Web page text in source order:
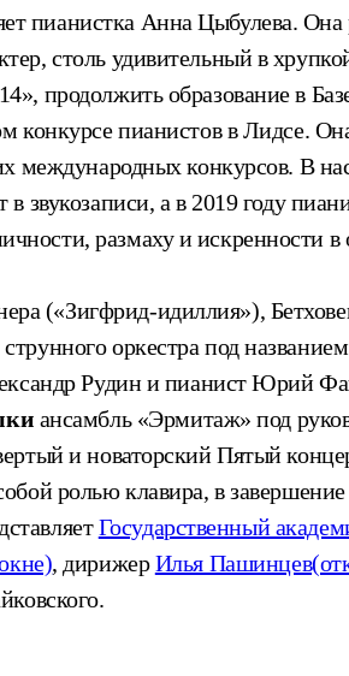
пианистка Анна Цыбулева.
столь удивительный в
продолжить образование в
конкурсе пианистов в Лидсе.
международных конкурсов. В
звукозаписи, а в 2019 году
размаху и
(«Зигфрид-идиллия»),
оркестра под
Рудин и пианист Юрий
ансамбль «Эрмитаж» под
и новаторский Пятый
ролью клавира, в
Государственный
, дирижерИлья Пашинцев